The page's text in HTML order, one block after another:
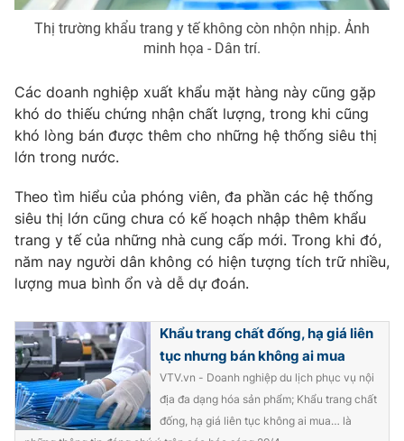
Emagazine Podcast
Video Shorts video
VTV Money
VTV Sức khoẻ Bất động sản
Thị trường 24h Tấm lòng Việt
VTV4 Vươn mình bằng AI
VTV9 VTV8
Liên hệ tòa soạn English
Thị trường khẩu trang y tế không còn nhộn nhịp. Ảnh
minh họa - Dân trí.
Các doanh nghiệp xuất khẩu mặt hàng này cũng gặp
khó do thiếu chứng nhận chất lượng, trong khi cũng
khó lòng bán được thêm cho những hệ thống siêu thị
lớn trong nước.
Theo tìm hiểu của phóng viên, đa phần các hệ thống
siêu thị lớn cũng chưa có kế hoạch nhập thêm khẩu
trang y tế của những nhà cung cấp mới. Trong khi đó,
năm nay người dân không có hiện tượng tích trữ nhiều,
lượng mua bình ổn và dễ dự đoán.
Khẩu trang chất đống, hạ giá liên
tục nhưng bán không ai mua
VTV.vn - Doanh nghiệp du lịch phục vụ nội
địa đa dạng hóa sản phẩm; Khẩu trang chất
đống, hạ giá liên tục không ai mua… là